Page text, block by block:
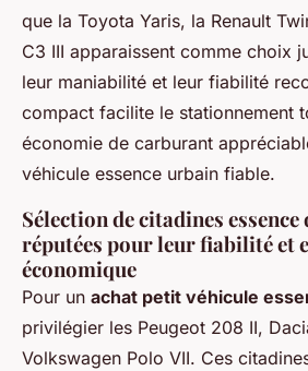
que la Toyota Yaris, la Renault
C3 III apparaissent comme choix
leur maniabilité et leur fiabilité
compact facilite le stationnement
économie de carburant
véhicule essence urbain fiable.
Sélection de citadines essence
réputées pour leur fiabilité et
économique
Pour un achat petit véhicule
privilégier les Peugeot 208 II,
Volkswagen Polo VII. Ces